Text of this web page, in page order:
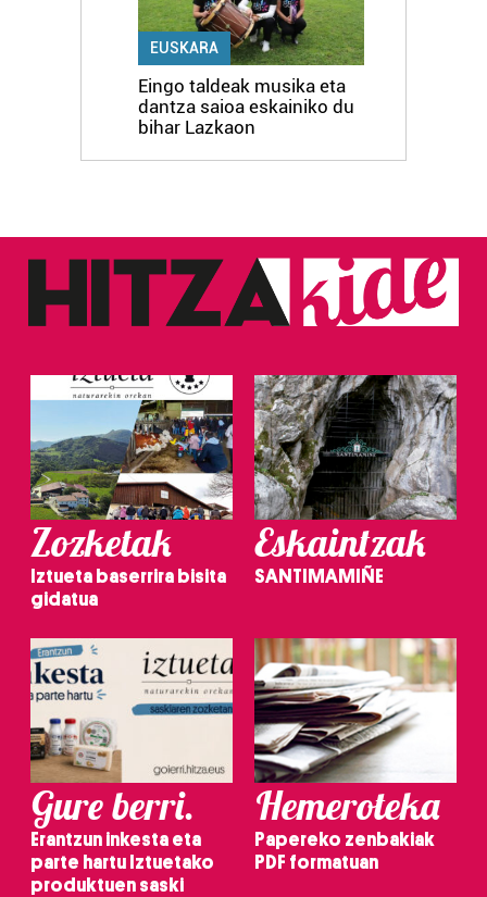
EUSKARA
Eingo taldeak musika eta
dantza saioa eskainiko du
bihar Lazkaon
Zozketak
Iztueta baserrira bisita
gidatua
Eskaintzak
SANTIMAMIÑE
Gure berri.
Erantzun inkesta eta
parte hartu Iztuetako
produktuen saski
Hemeroteka
Papereko zenbakiak
PDF formatuan